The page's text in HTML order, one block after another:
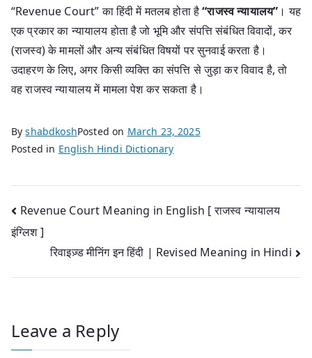
“Revenue Court” का हिंदी में मतलब होता है“राजस्व न्यायालय” । यह
एक प्रकार का न्यायालय होता है जो भूमि और संपत्ति संबंधित विवादों, कर
(राजस्व) के मामलों और अन्य संबंधित विषयों पर सुनवाई करता है।
उदाहरण के लिए, अगर किसी व्यक्ति का संपत्ति से जुड़ा कर विवाद है, तो
वह राजस्व न्यायालय में मामला पेश कर सकता है।
ByshabdkoshPosted on March 23, 2025
Posted in English Hindi Dictionary
Post
navigation
Revenue Court Meaning in English [ राजस्व न्यायालय
इंग्लिश ]
रिवाइज़्ड मीनिंग इन हिंदी | Revised Meaning in Hindi
Leave a Reply